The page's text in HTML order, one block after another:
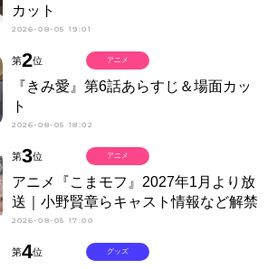
カット
2026-08-05 19:01
第2位
『きみ愛』第6話あらすじ＆場面カッ
ト
2026-08-05 18:02
アニメ
第3位
アニメ『こまモフ』2027年1月より放
送｜小野賢章らキャスト情報など解禁
2026-08-05 17:00
アニメ
第4位 グッズ